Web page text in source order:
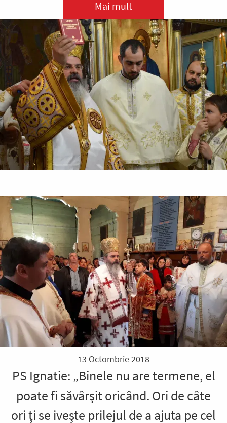
Mai mult
13 Octombrie 2018
PS Ignatie: „Binele nu are termene, el
poate fi săvârşit oricând. Ori de câte
ori ţi se iveşte prilejul de a ajuta pe cel